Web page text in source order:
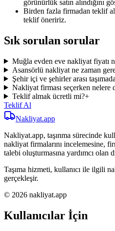
görünürlük satın alındığını
Birden fazla firmadan teklif
teklif öneririz.
Sık sorulan sorular
Muğla evden eve nakliyat fiyatı
Asansörlü nakliyat ne zaman
Şehir içi ve şehirler arası
Nakliyat firması seçerken nelere
Teklif almak ücretli mi?+
Teklif Al
Nakliyat.app
Nakliyat.app, taşınma sürecinde
nakliyat firmalarını incelemesine,
talebi oluşturmasına yardımcı
Taşıma hizmeti, kullanıcı ile ilgili
gerçekleşir.
© 2026 nakliyat.app
Kullanıcılar İçin